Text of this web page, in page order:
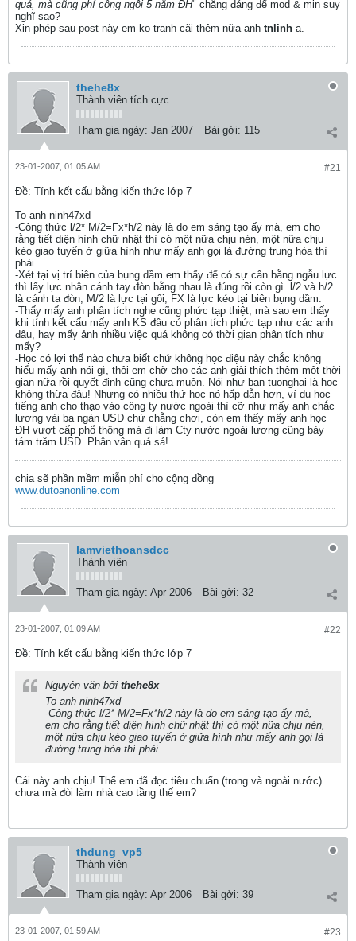
quá, mà cũng phí công ngồi 5 năm ĐH" chẳng đáng để mod & min suy
nghĩ sao?
Xin phép sau post này em ko tranh cãi thêm nữa anh tnlinh ạ.
thehe8x
Thành viên tích cực
Tham gia ngày: Jan 2007 Bài gởi: 115
#21
23-01-2007, 01:05 AM
Ðề: Tính kết cấu bằng kiến thức lớp 7
To anh ninh47xd
-Công thức l/2* M/2=Fx*h/2 này là do em sáng tạo ấy mà, em cho
rằng tiết diện hình chữ nhật thì có một nữa chịu nén, một nữa chịu
kéo giao tuyến ở giữa hình như mấy anh gọi là đường trung hòa thì
phải.
-Xét tại vị trí biên của bụng dầm em thấy để có sự cân bằng ngẫu lực
thì lấy lực nhân cánh tay đòn bằng nhau là đúng rồi còn gì. l/2 và h/2
là cánh ta đòn, M/2 là lực tại gối, FX là lực kéo tại biên bụng dầm.
-Thấy mấy anh phân tích nghe cũng phức tạp thiệt, mà sao em thấy
khi tính kết cấu mấy anh KS đâu có phân tích phức tạp như các anh
đâu, hay mấy ảnh nhiều việc quá không có thời gian phân tích như
mấy?
-Học có lợi thế nào chưa biết chứ không học điệu này chắc không
hiểu mấy anh nói gì, thôi em chờ cho các anh giải thích thêm một thời
gian nữa rồi quyết định cũng chưa muộn. Nói như bạn tuonghai là học
không thừa đâu! Nhưng có nhiều thứ học nó hấp dẫn hơn, ví dụ học
tiếng anh cho thạo vào công ty nước ngoài thì cỡ như mấy anh chắc
lương vài ba ngàn USD chứ chẵng chơi, còn em thấy mấy anh học
ĐH vượt cấp phổ thông mà đi làm Cty nước ngoài lương cũng bảy
tám trăm USD. Phân vân quá sá!
chia sẽ phần mềm miễn phí cho cộng đồng
www.dutoanonline.com
lamviethoansdcc
Thành viên
Tham gia ngày: Apr 2006 Bài gởi: 32
#22
23-01-2007, 01:09 AM
Ðề: Tính kết cấu bằng kiến thức lớp 7
Nguyên văn bởi thehe8x
To anh ninh47xd
-Công thức l/2* M/2=Fx*h/2 này là do em sáng tạo ấy mà,
em cho rằng tiết diện hình chữ nhật thì có một nữa chịu nén,
một nữa chịu kéo giao tuyến ở giữa hình như mấy anh gọi là
đường trung hòa thì phải.
Cái này anh chịu! Thế em đã đọc tiêu chuẩn (trong và ngoài nước)
chưa mà đòi làm nhà cao tầng thế em?
thdung_vp5
Thành viên
Tham gia ngày: Apr 2006 Bài gởi: 39
#23
23-01-2007, 01:59 AM